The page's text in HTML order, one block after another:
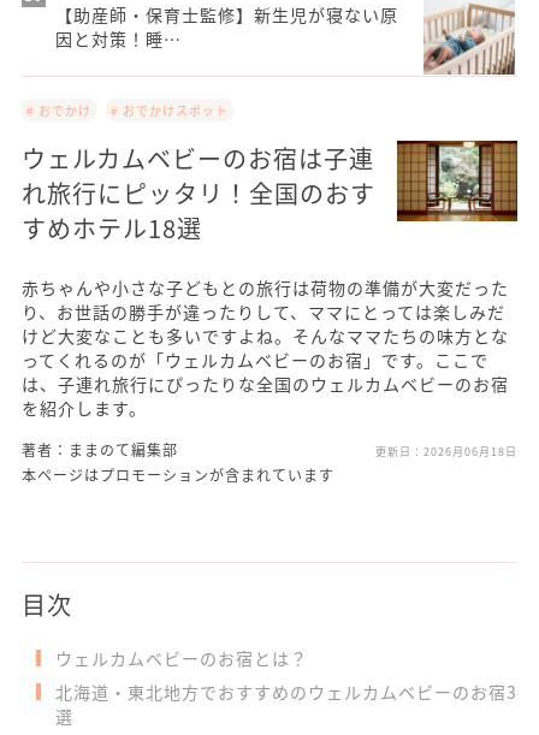
【助産師・保育士監修】新生児が寝ない原
因と対策！睡…
# おでかけ # おでかけスポット
ウェルカムベビーのお宿は子連
れ旅行にピッタリ！全国のおす
すめホテル18選
赤ちゃんや小さな子どもとの旅行は荷物の準備が大変だった
り、お世話の勝手が違ったりして、ママにとっては楽しみだ
けど大変なことも多いですよね。そんなママたちの味方とな
ってくれるのが「ウェルカムベビーのお宿」です。ここで
は、子連れ旅行にぴったりな全国のウェルカムベビーのお宿
を紹介します。
著者：ままのて編集部 更新日： 2026月06月18日
本ページはプロモーションが含まれています
目次
ウェルカムベビーのお宿とは？
北海道・東北地方でおすすめのウェルカムベビーのお宿3
選